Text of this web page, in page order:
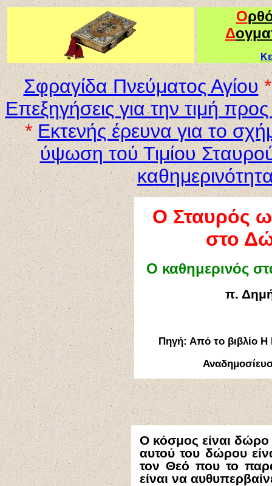
Ο
Δ
Σφραγίδα Πνεύματος Αγίου *
Επεξηγήσεις για την τιμή
* Εκτενής έρευνα για το
ύψωση τού Τιμίου
Ο Σταυρός
στο
Ο καθημερινός
π.
Πηγή: Από το βιβλίο Η
Ο κόσμος είναι
αυτού του δώρου
τον Θεό που το
είναι να